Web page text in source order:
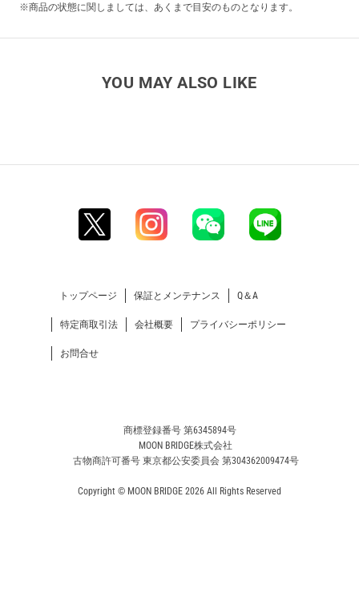
※商品の状態に関しましては、あくまで目安のものとなります。
YOU MAY ALSO LIKE
トップページ 保証とメンテナンス Q＆A
特定商取引法 会社概要 プライバシーポリシー
お問合せ
商標登録番号 第6345894号
MOON BRIDGE株式会社
古物商許可番号 東京都公安委員会 第304362009474号
Copyright © MOON BRIDGE 2026 All Rights Reserved